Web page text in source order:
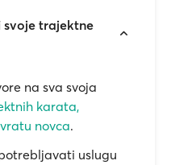
svoje trajektne
na sva svoja
karata,
novca.
uslugu